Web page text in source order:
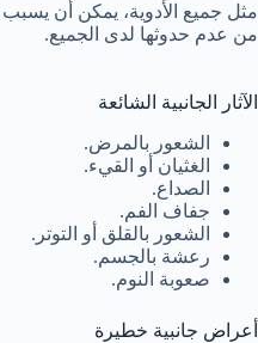
مثل جميع الأدوية، يمكن أن يسبب
من عدم حدوثها لدى الجميع.
الآثار الجانبية الشائعة
الشعور بالمرض.
الغثيان أو القيء.
الصداع.
جفاف الفم.
الشعور بالقلق أو التوتر.
رعشة بالجسم.
صعوبة النوم.
أعراض جانبية خطيرة